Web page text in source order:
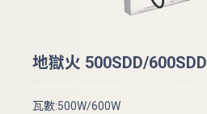
地獄火 500SDD/600SDD
瓦數:500W/600W